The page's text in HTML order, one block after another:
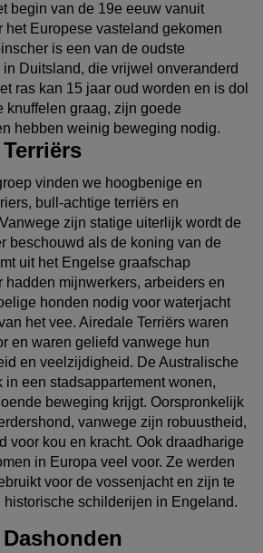
begin van de 19e eeuw vanuit
het Europese vasteland gekomen
is een van de oudste
in Duitsland, die vrijwel onveranderd
ras kan 15 jaar oud worden en is dol
knuffelen graag, zijn goede
hebben weinig beweging nodig.
vinden we hoogbenige en
bull-achtige terriërs en
zijn statige uiterlijk wordt de
beschouwd als de koning van de
uit het Engelse graafschap
hadden mijnwerkers, arbeiders en
honden nodig voor waterjacht
het vee. Airedale Terriërs waren
en waren geliefd vanwege hun
en veelzijdigheid. De Australische
in een stadsappartement wonen,
beweging krijgt. Oorspronkelijk
vanwege zijn robuustheid,
voor kou en kracht. Ook draadharige
in Europa veel voor. Ze werden
voor de vossenjacht en zijn te
historische schilderijen in Engeland.